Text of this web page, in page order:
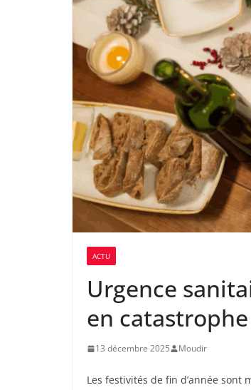
ACTU
Urgence
en
13 décembre 2025 Moudir
Les festivités de fin d’année sont